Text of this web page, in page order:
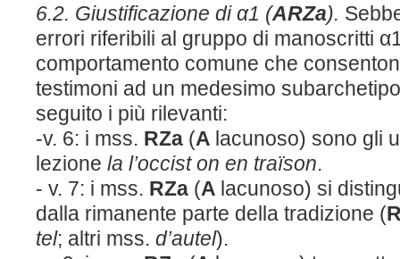
6.2. Giustificazione di α1 (ARZa).
errori riferibili al gruppo di manoscritti
comportamento comune che
testimoni ad un medesimo
seguito i più rilevanti:
-v. 6: i mss. RZa (A lacunoso) sono gli
lezione la l’occist on en traïson.
- v. 7: i mss. RZa (A lacunoso) si
dalla rimanente parte della tradizione (
tel; altri mss. d’autel).